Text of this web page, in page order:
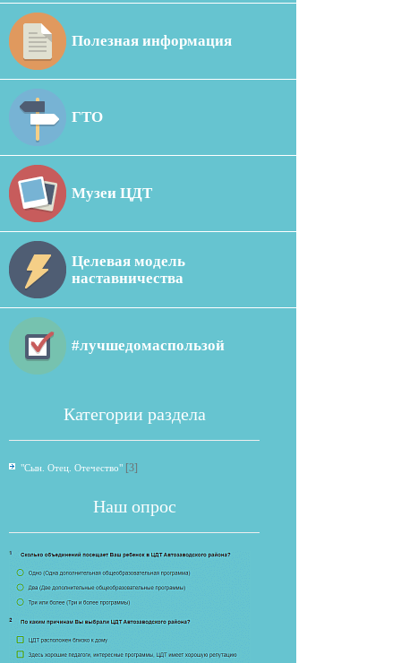
Полезная информация
ГТО
Музеи ЦДТ
Целевая модель
наставничества
#лучшедомаспользой
Категории раздела
"Сын. Отец. Отечество" [3]
Наш опрос